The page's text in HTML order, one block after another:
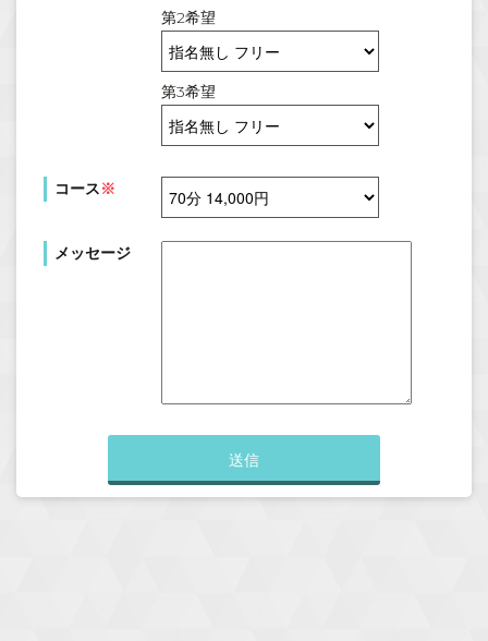
第2希望
第3希望
コース※
メッセージ